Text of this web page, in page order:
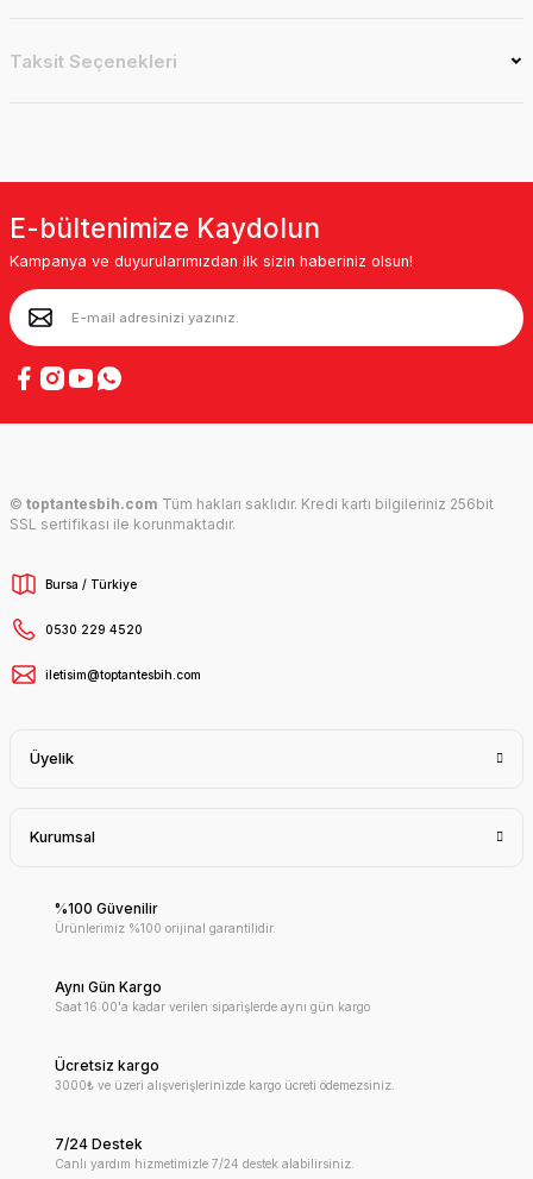
Taksit Seçenekleri
E-bültenimize Kaydolun
Kampanya ve duyurularımızdan ilk sizin haberiniz olsun!
© toptantesbih.com Tüm hakları saklıdır. Kredi kartı bilgileriniz 256bit
SSL sertifikası ile korunmaktadır.
Bursa / Türkiye
0530 229 4520
iletisim@toptantesbih.com
Üyelik
Kurumsal
%100 Güvenilir
Ürünlerimiz %100 orijinal garantilidir.
Aynı Gün Kargo
Saat 16:00'a kadar verilen siparişlerde aynı gün kargo
Ücretsiz kargo
3000₺ ve üzeri alışverişlerinizde kargo ücreti ödemezsiniz.
7/24 Destek
Canlı yardım hizmetimizle 7/24 destek alabilirsiniz.